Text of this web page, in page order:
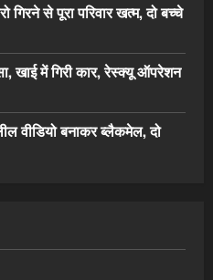
गिरने से पूरा परिवार खत्म, दो बच्चे
खाई में गिरी कार, रेस्क्यू ऑपरेशन
वीडियो बनाकर ब्लैकमेल, दो